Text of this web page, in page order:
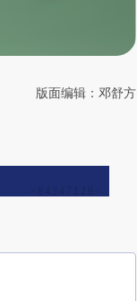
版面编辑：邓舒方